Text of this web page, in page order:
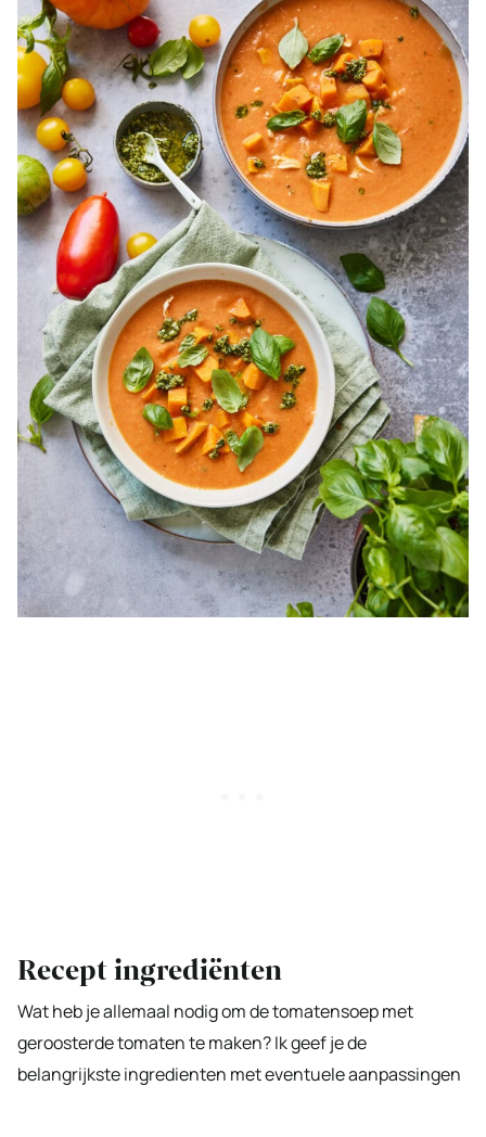
Recept ingrediënten
Wat heb je allemaal nodig om de tomatensoep met
geroosterde tomaten te maken? Ik geef je de
belangrijkste ingredienten met eventuele aanpassingen